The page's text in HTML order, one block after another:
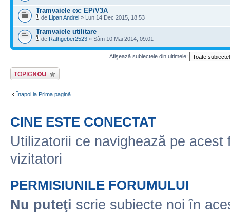
Tramvaiele ex: EP/V3A
de Lipan Andrei » Lun 14 Dec 2015, 18:53
Tramvaiele utilitare
de Rathgeber2523 » Sâm 10 Mai 2014, 09:01
Afişează subiectele din ultimele:
Scrie un subiect
nou
Înapoi la Prima pagină
CINE ESTE CONECTAT
Utilizatorii ce navighează pe
vizitatori
PERMISIUNILE FORUMULUI
Nu puteţi scrie subiecte noi în